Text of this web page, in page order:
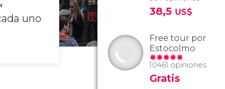
uno
38,5 US$
Free tour por
Estocolmo
10461 opiniones
Gratis